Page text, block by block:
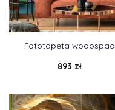
Fototapeta wodospad
893 zł